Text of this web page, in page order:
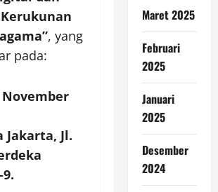
, yang
pada:
November
Jakarta, Jl.
Maret 2025
Februari
2025
Januari
2025
Desember
2024